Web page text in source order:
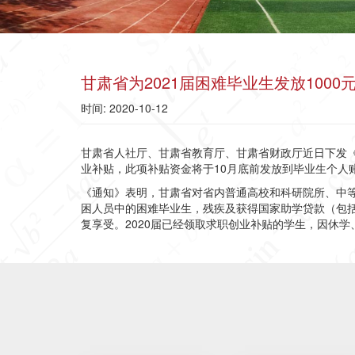
甘肃省为2021届困难毕业生发放1000
时间: 2020-10-12
甘肃省人社厅、甘肃省教育厅、甘肃省财政厅近日下
业补贴，此项补贴资金将于10月底前发放到毕业生个人
《通知》表明，甘肃省对省内普通高校和科研院所、
困人员中的困难毕业生，残疾及获得国家助学贷款（
复享受。2020届已经领取求职创业补贴的学生，因休